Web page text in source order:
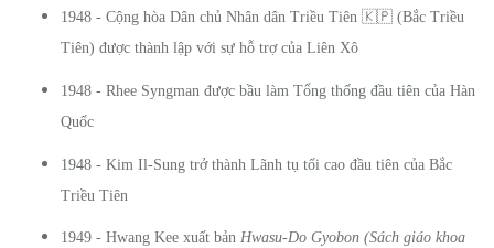
1948 - Cộng hòa Dân chủ Nhân dân Triều Tiên 🇰🇵 (Bắc Triều
Tiên) được thành lập với sự hỗ trợ của Liên Xô
1948 - Rhee Syngman được bầu làm Tổng thống đầu tiên của Hàn
Quốc
1948 - Kim Il-Sung trở thành Lãnh tụ tối cao đầu tiên của Bắc
Triều Tiên
1949 - Hwang Kee xuất bản Hwasu-Do Gyobon (Sách giáo khoa